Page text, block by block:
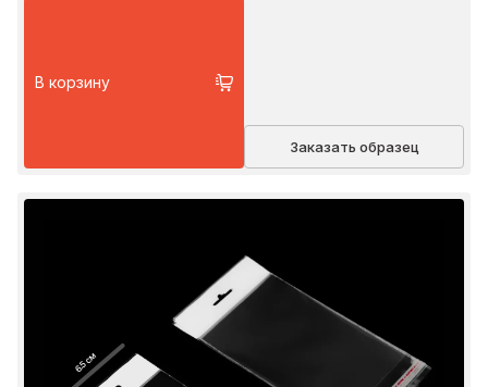
В корзину
Заказать образец
6.5 см